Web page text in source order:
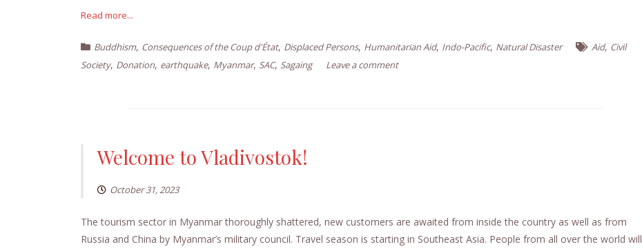
Read more...
Buddhism, Consequences of the Coup d'État, Displaced Persons, Humanitarian Aid, Indo-Pacific, Natural Disaster Aid, Civil
Society, Donation, earthquake, Myanmar, SAC, Sagaing Leave a comment
Welcome to Vladivostok!
October 31, 2023
The tourism sector in Myanmar thoroughly shattered, new customers are awaited from inside the country as well as from
Russia and China by Myanmar’s military council. Travel season is starting in Southeast Asia. People from all over the world will